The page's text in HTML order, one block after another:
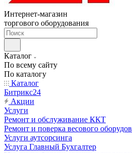
Интернет-магазин
торгового оборудования
Каталог
По всему сайту
По каталогу
Каталог
Битрикс24
Акции
Услуги
Ремонт и обслуживание ККТ
Ремонт и поверка весового
Услуги аутсорсинга
Услуга Главный Бухгалтер